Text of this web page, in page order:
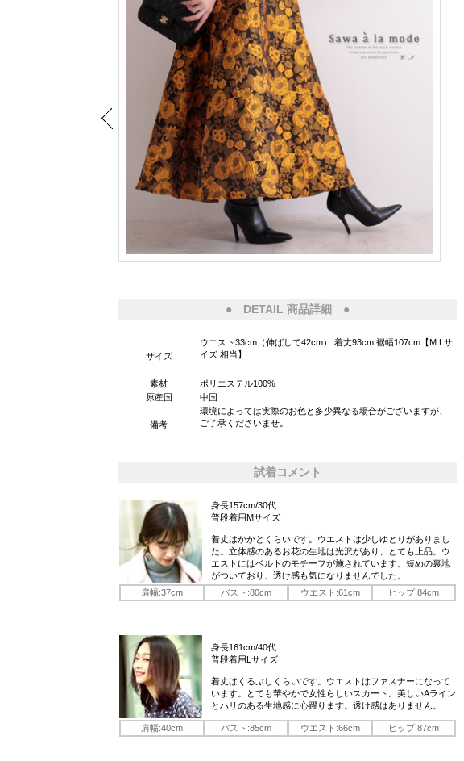
● DETAIL 商品詳細 ●
サイズ
ウエスト33cm（伸ばして42cm） 着丈93cm 裾幅107cm【M Lサ
イズ 相当】
素材
ポリエステル100%
原産国
中国
備考
環境によっては実際のお色と多少異なる場合がございますが、
ご了承くださいませ。
試着コメント
身長157cm/30代
普段着用Mサイズ
着丈はかかとくらいです。ウエストは少しゆとりがありまし
た。立体感のあるお花の生地は光沢があり、とても上品。ウ
エストにはベルトのモチーフが施されています。短めの裏地
がついており、透け感も気になりませんでした。
肩幅:37cm
バスト:80cm ウエスト:61cm ヒップ:84cm
身長161cm/40代
普段着用Lサイズ
着丈はくるぶしくらいです。ウエストはファスナーになって
います。とても華やかで女性らしいスカート。美しいAライン
とハリのある生地感に心躍ります。透け感はありません。
肩幅:40cm バスト:85cm ウエスト:66cm ヒップ:87cm